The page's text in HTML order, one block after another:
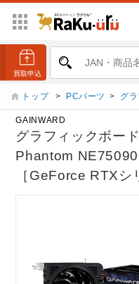
トップ > PCパーツ > グ
GAINWARD
グラフィックボー
Phantom
［GeForce RTXシ